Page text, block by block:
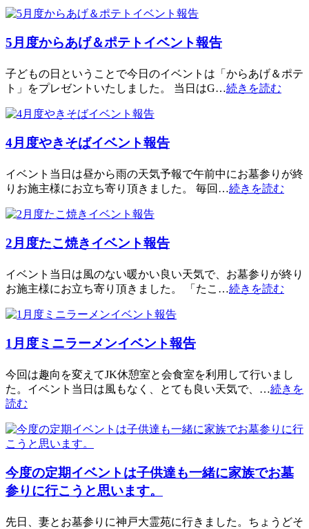
5月度からあげ＆ポテトイベント報告
子どもの日ということで今日のイベントは「からあげ＆ポテ
ト」をプレゼントいたしました。 当日はG…続きを読む
4月度やきそばイベント報告
イベント当日は昼から雨の天気予報で午前中にお墓参りが終
りお施主様にお立ち寄り頂きました。 毎回…続きを読む
2月度たこ焼きイベント報告
イベント当日は風のない暖かい良い天気で、お墓参りが終り
お施主様にお立ち寄り頂きました。 「たこ…続きを読む
1月度ミニラーメンイベント報告
今回は趣向を変えてJK休憩室と会食室を利用して行いまし
た。イベント当日は風もなく、とても良い天気で、…続きを
読む
今度の定期イベントは子供達も一緒に家族でお墓
参りに行こうと思います。
先日、妻とお墓参りに神戸大霊苑に行きました。ちょうどそ